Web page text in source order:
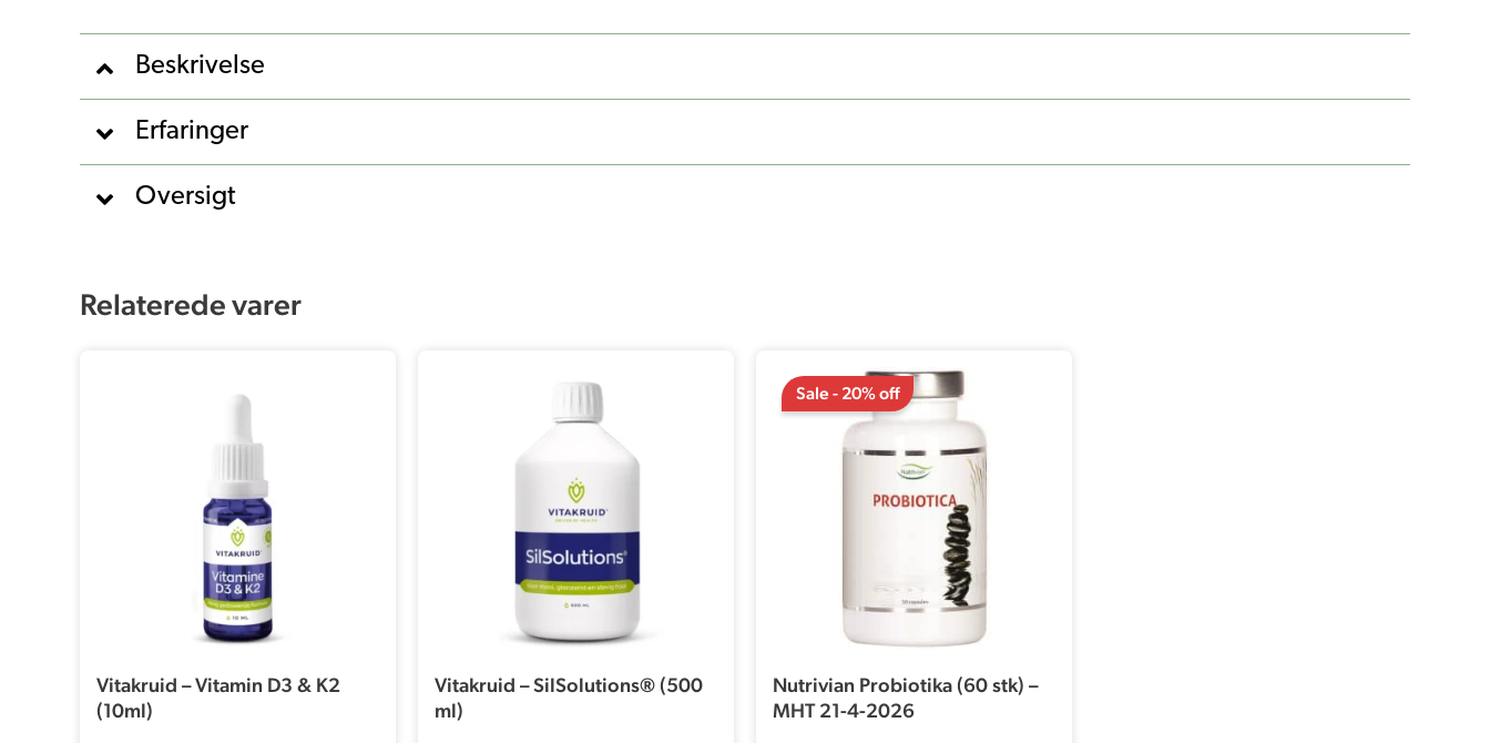
Beskrivelse
Erfaringer
Oversigt
Relaterede varer
Vitakruid – Vitamin D3 & K2
(10ml)
Vitakruid – SilSolutions® (500
ml)
Sale - 20% off
Nutrivian Probiotika (60 stk) –
MHT 21-4-2026
oprindelige
pris
var:
€19,95.
aktuelle
pris
€15,96.